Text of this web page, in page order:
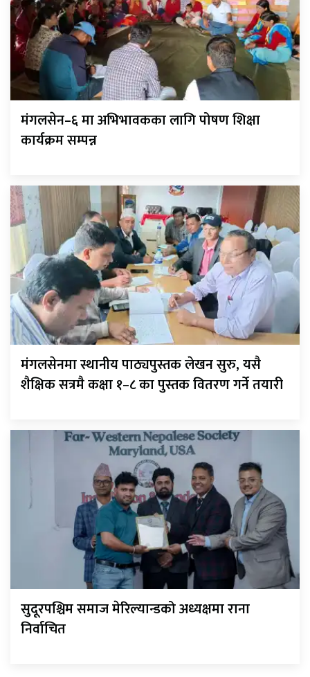
मंगलसेन–६ मा अभिभावकका लागि पोषण शिक्षा
कार्यक्रम सम्पन्न
मंगलसेनमा स्थानीय पाठ्यपुस्तक लेखन सुरु, यसै
शैक्षिक सत्रमै कक्षा १–८ का पुस्तक वितरण गर्ने तयारी
सुदूरपश्चिम समाज मेरिल्यान्डको अध्यक्षमा राना
निर्वाचित